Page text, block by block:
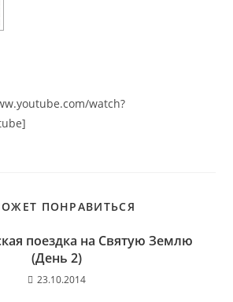
watch?
ПОНРАВИТЬСЯ
поездка на Святую Землю
(День 2)
23.10.2014